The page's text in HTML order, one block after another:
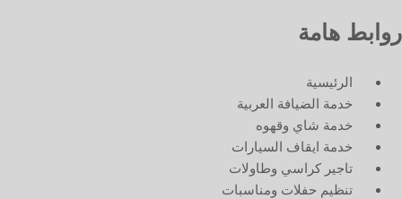
روابط هامة
الرئيسية
خدمة الضيافة العربية
خدمة شاي وقهوه
خدمة ايقاف السيارات
تاجير كراسي وطاولات
تنظيم حفلات ومناسبات